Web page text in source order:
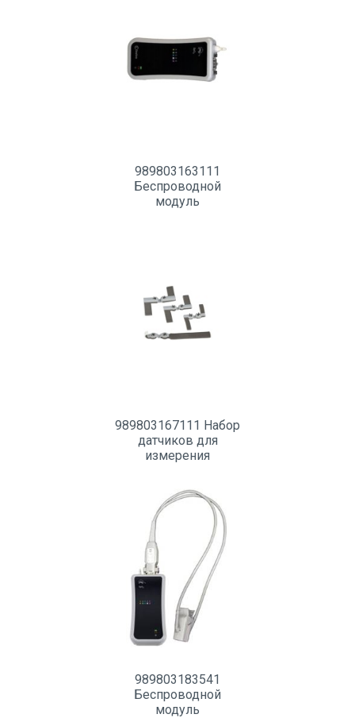
989803163111
Беспроводной
модуль
989803167111 Набор
датчиков для
измерения
989803183541
Беспроводной
модуль